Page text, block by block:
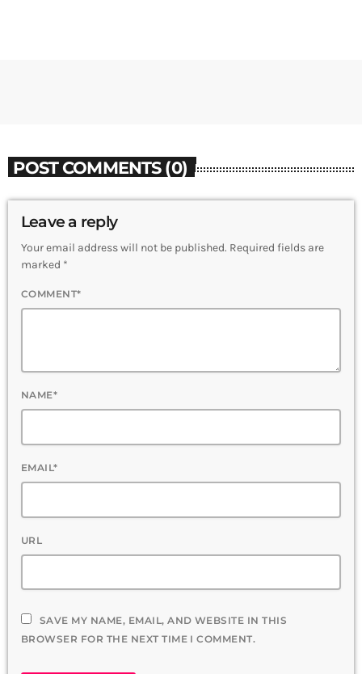
POST COMMENTS (0)
Leave a reply
Your email address will not be published. Required fields are
marked *
COMMENT*
NAME*
EMAIL*
URL
SAVE MY NAME, EMAIL, AND WEBSITE IN THIS
BROWSER FOR THE NEXT TIME I COMMENT.